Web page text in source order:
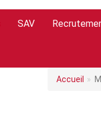
SAV
Accueil